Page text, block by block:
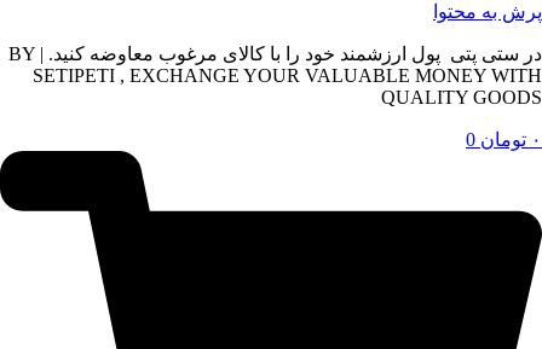
پرش به محتوا
در ستی پتی پول ارزشمند خود را با کالای مرغوب معاوضه کنید. | BY
SETIPETI , EXCHANGE YOUR VALUABLE MONEY WITH
QUALITY GOODS
۰ تومان 0